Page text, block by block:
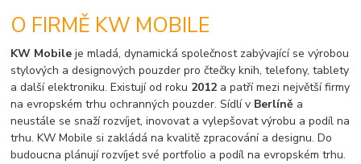
O FIRMĚ KW MOBILE
KW Mobile je mladá, dynamická společnost zabývající se výrobou
stylových a designových pouzder pro čtečky knih, telefony, tablety
a další elektroniku. Existují od roku 2012 a patří mezi největší firmy
na evropském trhu ochranných pouzder. Sídlí v Berlíně a
neustále se snaží rozvíjet, inovovat a vylepšovat výrobu a podíl na
trhu. KW Mobile si zakládá na kvalitě zpracování a designu. Do
budoucna plánují rozvíjet své portfolio a podíl na evropském trhu.